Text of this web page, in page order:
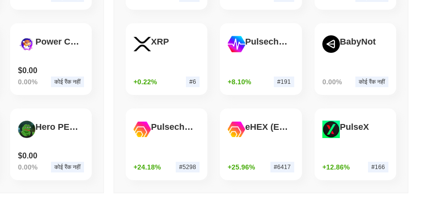
Boltz ने AI हमलावरों के तेज़ी से आगे बढ़ने के बाद अपने बिटकॉइन ब्रिज को बंद कर दिया
Power Crypto World
$0.00
0.00% कोई रैंक नहीं
Hero PEPE
$0.00
0.00% कोई रैंक नहीं
XRP
+0.22% #6
Pulsechain
+8.10% #191
BabyNot
0.00% कोई रैंक नहीं
Pulsechain Bridged HEX (Pulsechain)
+24.18% #5298
eHEX (Ethereum)
+25.96% #6417
PulseX
+12.86% #166